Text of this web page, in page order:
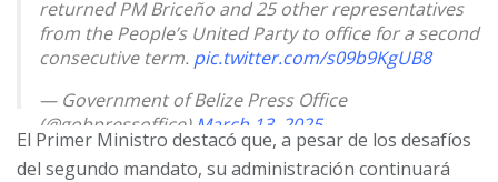
returned PM Briceño and 25 other representatives
from the People’s United Party to office for a second
consecutive term. pic.twitter.com/s09b9KgUB8
— Government of Belize Press Office
(@gobpressoffice) March 13, 2025
El Primer Ministro destacó que, a pesar de los desafíos
del segundo mandato, su administración continuará